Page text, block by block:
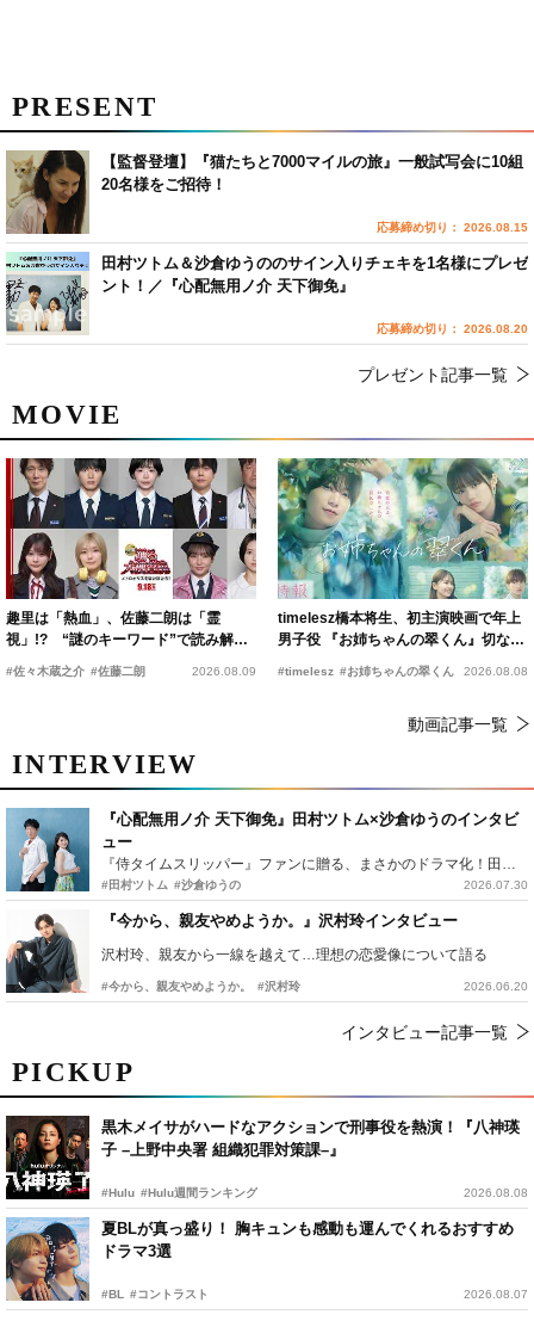
PICKUP
黒木メイサがハードなアクションで刑事役を熱演！『八神瑛
子 –上野中央署 組織犯罪対策課–』
#Hulu #Hulu週間ランキング 2026.08.08
夏BLが真っ盛り！ 胸キュンも感動も運んでくれるおすすめ
ドラマ3選
#BL #コントラスト 2026.08.07
MOVIE
趣里は「熱血」、佐藤二朗は「霊
視」!? “謎のキーワード”で読み解く
『踊る大捜査線 N.E.W.』新メンバー
#佐々木蔵之介 #佐藤二朗 2026.08.09
timelesz橋本将生、初主演映画で年上
男子役 『お姉ちゃんの翠くん』切ない
恋の幕開けを予感
#timelesz #お姉ちゃんの翠くん 2026.08.08
動画記事一覧
INTERVIEW
『心配無用ノ介 天下御免』田村ツトム×沙倉ゆうのインタビ
ュー
『侍タイムスリッパー』ファンに贈る、まさかのドラマ化！田村ツトム×沙倉ゆうのが語る『心配無用ノ介』撮影秘話
#田村ツトム #沙倉ゆうの 2026.07.30
『今から、親友やめようか。』沢村玲インタビュー
沢村玲、親友から一線を越えて…理想の恋愛像について語る
#今から、親友やめようか。 #沢村玲 2026.06.20
インタビュー記事一覧
PRESENT
【監督登壇】『猫たちと7000マイルの旅』一般試写会に10組
20名様をご招待！
応募締め切り： 2026.08.15
田村ツトム＆沙倉ゆうののサイン入りチェキを1名様にプレゼ
ント！／『心配無用ノ介 天下御免』
応募締め切り： 2026.08.20
プレゼント記事一覧